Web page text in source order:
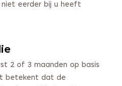
eerder bij u heeft
2 of 3 maanden op basis
betekent dat de